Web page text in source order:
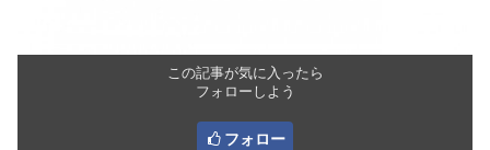
この記事が気に入ったら
フォローしよう
フォロー